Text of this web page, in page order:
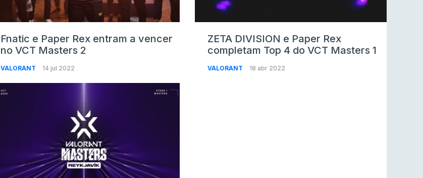
Fnatic e Paper Rex entram a vencer
no VCT Masters 2
VALORANT 14 jul 2022
ZETA DIVISION e Paper Rex
completam Top 4 do VCT Masters 1
VALORANT 18 abr 2022